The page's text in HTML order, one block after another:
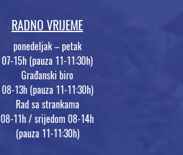
RADNO VRIJEME
ponedeljak – petak
07-15h (pauza 11-11:30h)
Građanski biro
08-13h (pauza 11-11:30h)
Rad sa strankama
08-11h / srijedom 08-14h
(pauza 11-11:30h)